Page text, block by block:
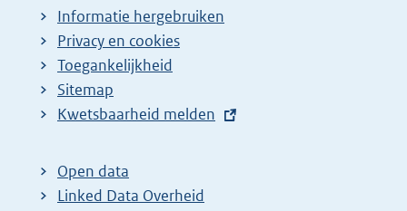
Informatie hergebruiken
Privacy en cookies
Toegankelijkheid
Sitemap
E
t
e
Kwetsbaarheid melden
Open data
Linked Data Overheid